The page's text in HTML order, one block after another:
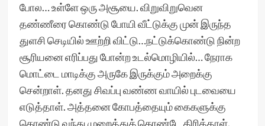
போல… உள்ளே ஒரு அசூயை. விறுவிறுவென
தண்ணீரை கொண்டு போயி வீட்டுக்கு முன் இருந்த
துளசி செடியில் ஊற்றி விட்டு…நட்டுக்கொண்டு நின்ற
சூரியனை எரிப்பது போன்ற உடல்மொழியில்… நேராக
மொட்டை மாடிக்கு அருகே இருக்கும் அறைக்கு
சென்றாள். தனது சிவப்பு வண்ண வாயில் புடவையை
எடுத்தாள். அத்தனை கோபத்தையும் கைகளுக்கு
கொண்டு வந்து முறைத்துக் கொண்டே திரித்தாள்.